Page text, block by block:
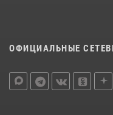
ОФИЦИАЛЬНЫЕ